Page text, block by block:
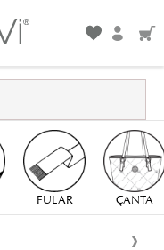
FULAR ÇANTA